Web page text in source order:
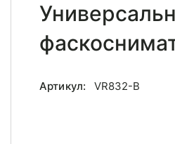
Артикул: VR832-B